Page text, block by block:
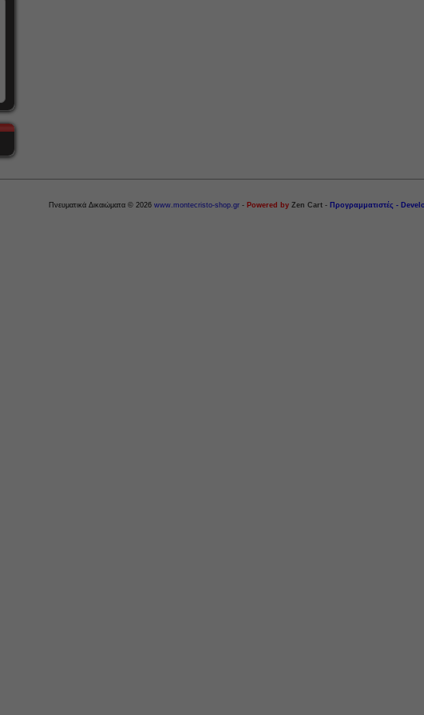
Πνευματικά Δικαιώματα © 2026 www.montecristo-shop.gr - Powered by Zen Cart - Προγραμματιστές -